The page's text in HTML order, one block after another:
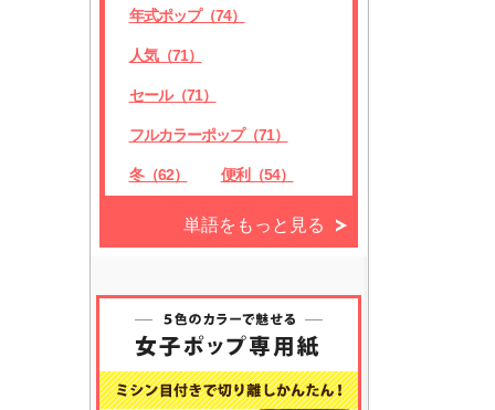
年式ポップ（74）
人気（71）
セール（71）
フルカラーポップ（71）
冬（62） 便利（54）
単語をもっと見る